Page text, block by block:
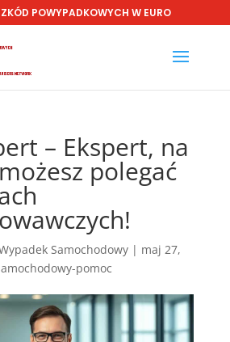
POWYPADKOWYCH W EURO
– Ekspert, na
polegać
Samochodowy| maj 27,
pomoc